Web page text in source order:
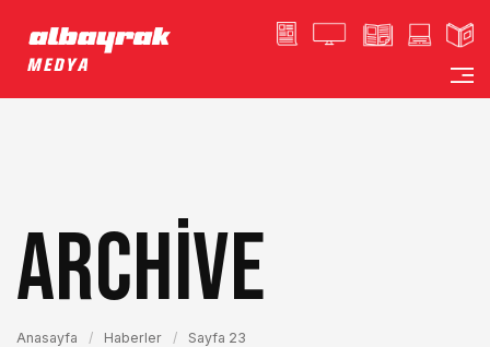
Archive
Anasayfa / Haberler / Sayfa 23